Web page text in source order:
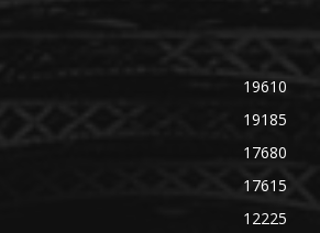
19610
19185
17680
17615
12225